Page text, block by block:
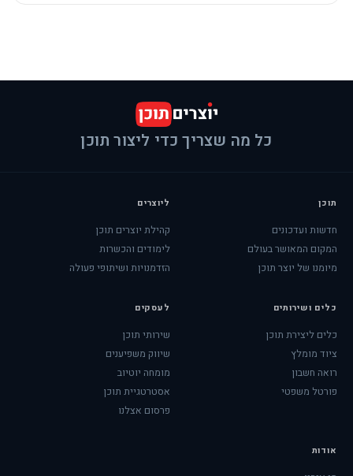
כל מה שצריך כדי ליצור תוכן
תוכן
חדשות ועדכונים
המקום המאושר בעולם
מיומנו של יוצר תוכן
ליוצרים
קהילת יוצרים תוכן
לימודים והכשרות
הזדמנויות ושיתופי פעולה
כלים ושירותים
כלים ליצירת תוכן
ציוד מומלץ
רואה חשבון
פורטל משפטי
לעסקים
שירותי תוכן
שיווק משפיענים
מומחה יוטיוב
אסטרטגיית תוכן
פרסום אצלנו
אודות